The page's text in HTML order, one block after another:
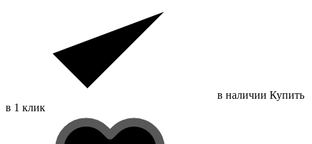
в наличии Купить
в 1 клик